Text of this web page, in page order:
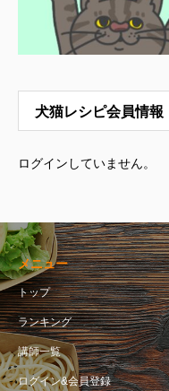
犬猫レシピ会員情報
ログインしていません。
メニュー
トップ
ランキング
講師一覧
ログイン&会員登録